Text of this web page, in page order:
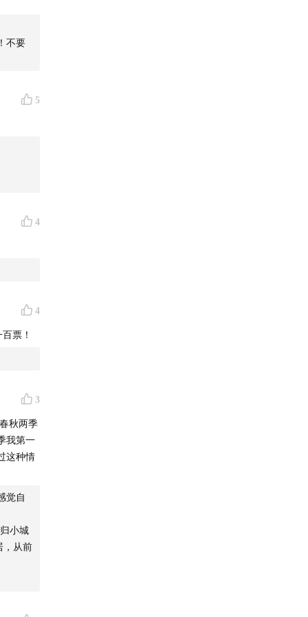
不要
5
4
4
票！
3
秋两季
我第一
这种情
觉自
小城
，从前